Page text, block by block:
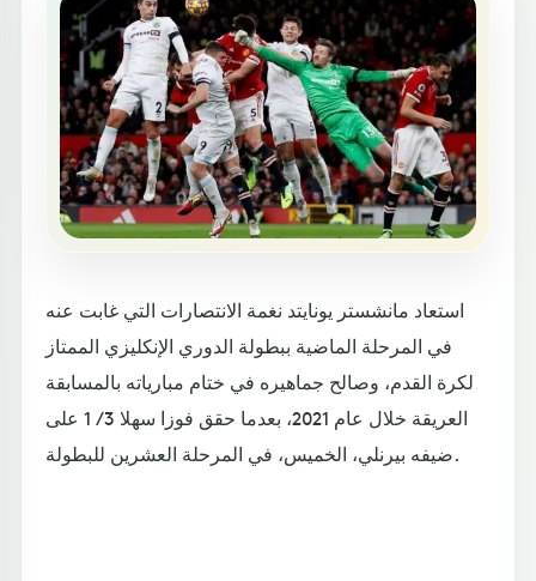
استعاد مانشستر يونايتد نغمة الانتصارات التي غابت عنه
في المرحلة الماضية ببطولة الدوري الإنكليزي الممتاز
لكرة القدم، وصالح جماهيره في ختام مبارياته بالمسابقة
العريقة خلال عام 2021، بعدما حقق فوزا سهلا 3 / 1 على
ضيفه بيرنلي، الخميس، في المرحلة العشرين للبطولة.